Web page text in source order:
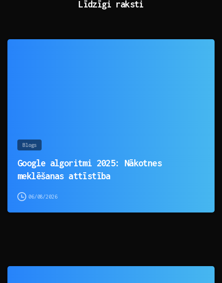
Līdzīgi raksti
Blogs
Google algoritmi 2025: Nākotnes
meklēšanas attīstība
06/08/2026